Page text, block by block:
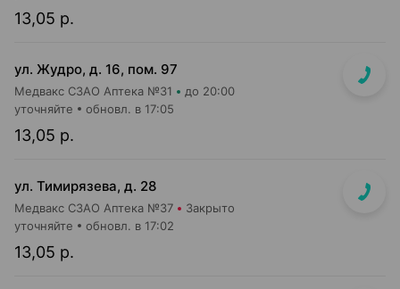
13,05 р.
ул. Жудро, д. 16, пом. 97
Медвакс СЗАО Аптека №31 до 20:00
13,05 р.
уточняйте обновл. в 17:05
ул. Тимирязева, д. 28
Медвакс СЗАО Аптека №37 Закрыто
13,05 р.
уточняйте обновл. в 17:02